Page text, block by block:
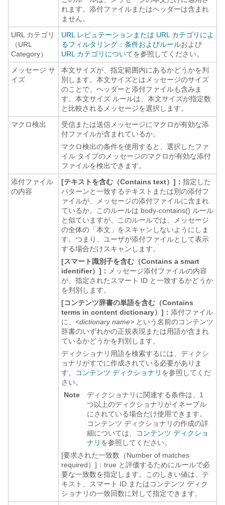
れます。添付ファイルまたはヘッダーは含まれ
ません。
URL カテゴリ
（URL
Category）
URL レピュテーションまたは URL カテゴリによ
るフィルタリング：条件およびルールおよび
URL カテゴリについてを参照してください。
メッセージ サ
イズ
本文サイズが、指定範囲内にあるかどうかを判
別します。本文サイズとはメッセージのサイズ
のことで、ヘッダーと添付ファイルも含みま
す。本文サイズ ルールは、本文サイズが指定数
と比較されるメッセージを選択します。
マクロ検出
受信または送信メッセージにマクロが有効な添
付ファイルが含まれているか。
マクロ検出の条件を使用すると、選択したファ
イル タイプのメッセージのマクロが有効な添付
ファイルを検出できます。
添付ファイル
の内容
[テキストを含む（Contains text）]： 指定した
パターンと一致するテキストまたは別の添付フ
ァイルが、メッセージの添付ファイルに含まれ
ているか。このルールは body-contains() ルール
と似ていますが、このルールでは、メッセージ
の全体の「本文」をスキャンしないようにしま
す。つまり、ユーザが添付ファイルとして表示
する場合だけスキャンします。
[スマート識別子を含む（Contains a smart
identifier）]： メッセージ添付ファイルの内容
が、指定されたスマート ID と一致するかどうか
を判別します。
[コンテンツ辞書の単語を含む（Contains
terms in content dictionary）]： 添付ファイル
に、 <dictionary name> という名前のコンテンツ
辞書のいずれかの正規表現または用語が含まれ
ているかどうかを判別します。
ディクショナリ用語を検索するには、ディクシ
ョナリがすでに作成されている必要がありま
す。
コンテンツ ディクショナリ を参照してくだ
さい。
Note
ディクショナリに関連する条件は、1
つ以上のディクショナリがイネーブル
にされている場合だけ使用できます。
コンテンツ ディクショナリの作成の詳
細については、
コンテンツ ディクショ
ナリ を参照してください。
[要求された一致数（Number of matches
required）]： true と評価するためにルールで必
要な一致数を指定します。このしきい値は、テ
キスト、スマート ID またはコンテンツ ディク
ショナリの一致回数に対して指定できます。